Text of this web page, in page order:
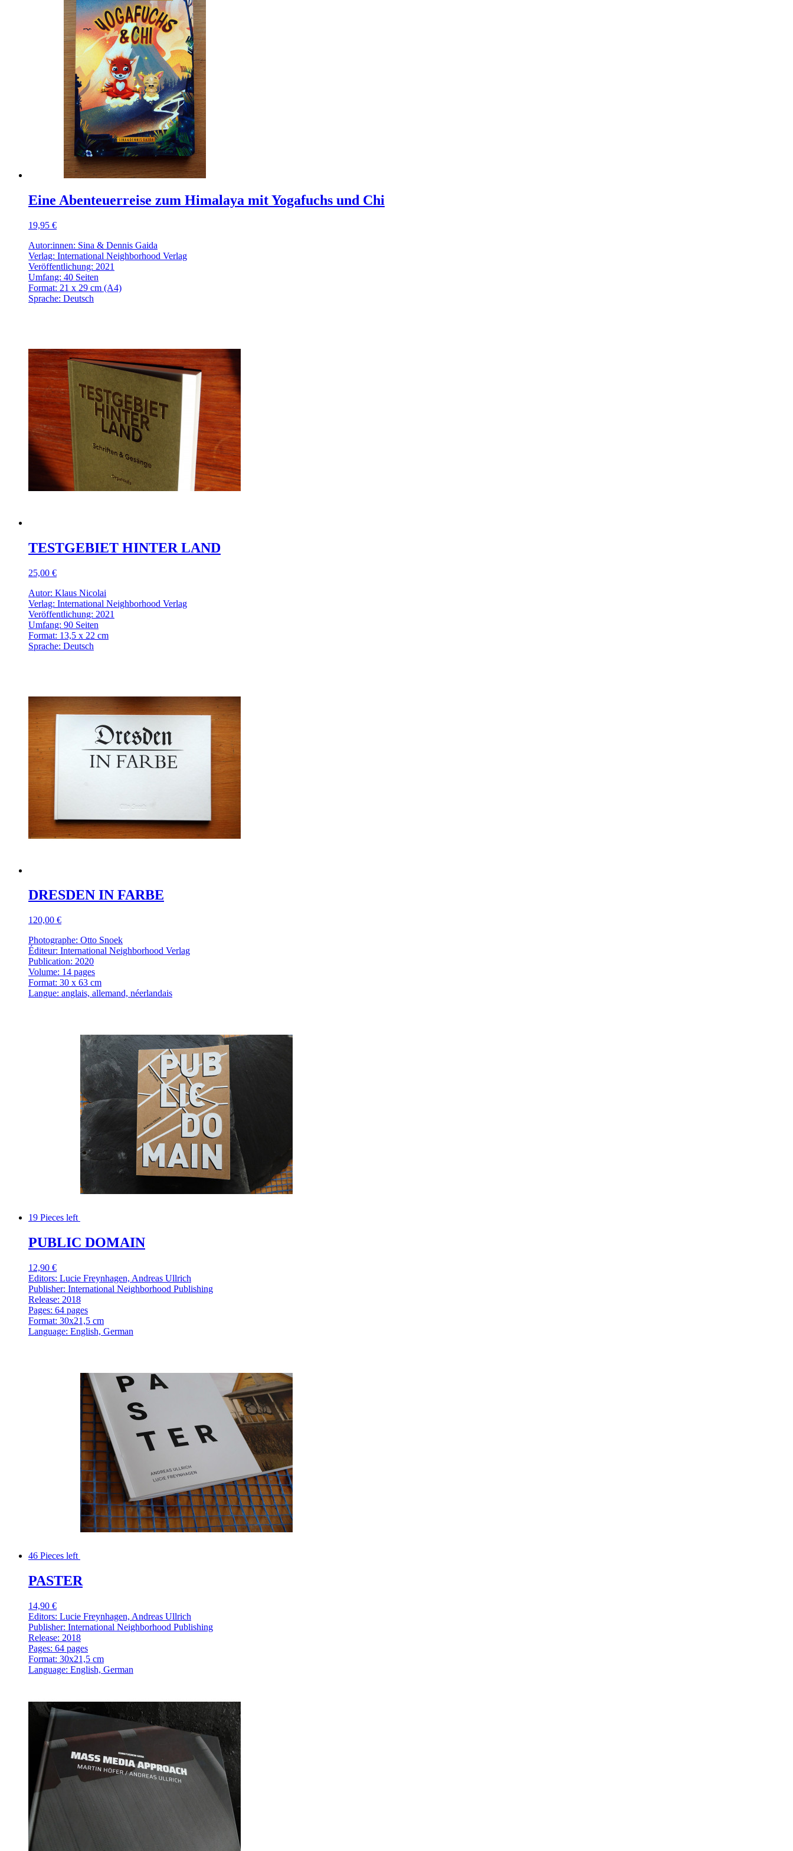
Eine Abenteuerreise zum Himalaya mit Yogafuchs und Chi
19,95 €
Autor:innen: Sina & Dennis Gaida
Verlag: International Neighborhood Verlag
Veröffentlichung: 2021
Umfang: 40 Seiten
Format: 21 x 29 cm (A4)
Sprache: Deutsch
TESTGEBIET HINTER LAND
25,00 €
Autor: Klaus Nicolai
Verlag: International Neighborhood Verlag
Veröffentlichung: 2021
Umfang: 90 Seiten
Format: 13,5 x 22 cm
Sprache: Deutsch
DRESDEN IN FARBE
120,00 €
Photographe: Otto Snoek
Éditeur: International Neighborhood Verlag
Publication: 2020
Volume: 14 pages
Format: 30 x 63 cm
Langue: anglais, allemand, néerlandais
19 Pieces left
PUBLIC DOMAIN
12,90 €
Editors: Lucie Freynhagen, Andreas Ullrich
Publisher: International Neighborhood Publishing
Release: 2018
Pages: 64 pages
Format: 30x21,5 cm
Language: English, German
46 Pieces left
PASTER
14,90 €
Editors: Lucie Freynhagen, Andreas Ullrich
Publisher: International Neighborhood Publishing
Release: 2018
Pages: 64 pages
Format: 30x21,5 cm
Language: English, German